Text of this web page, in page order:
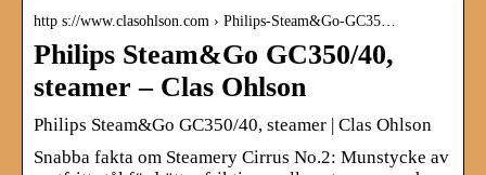
http s://www.clasohlson.com › Philips-Steam&Go-GC35…
Philips Steam&Go GC350/40,
steamer – Clas Ohlson
Philips Steam&Go GC350/40, steamer | Clas Ohlson
Snabba fakta om Steamery Cirrus No.2: Munstycke av